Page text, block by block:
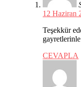
12 Haziran
Teşekkür
CEVAPLA